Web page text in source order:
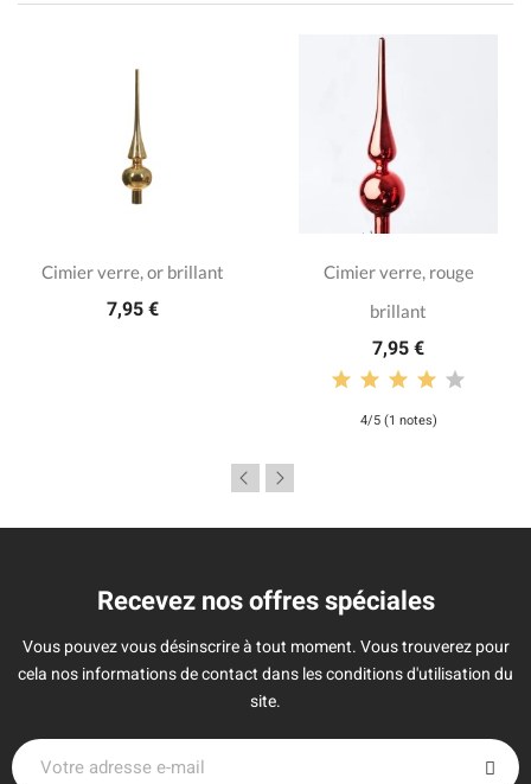
Cimier verre, or brillant
7,95 €
Cimier verre, rouge
brillant
7,95 €
4/5 (1 notes)
Recevez nos offres spéciales
Vous pouvez vous désinscrire à tout moment. Vous trouverez pour
cela nos informations de contact dans les conditions d'utilisation du
site.